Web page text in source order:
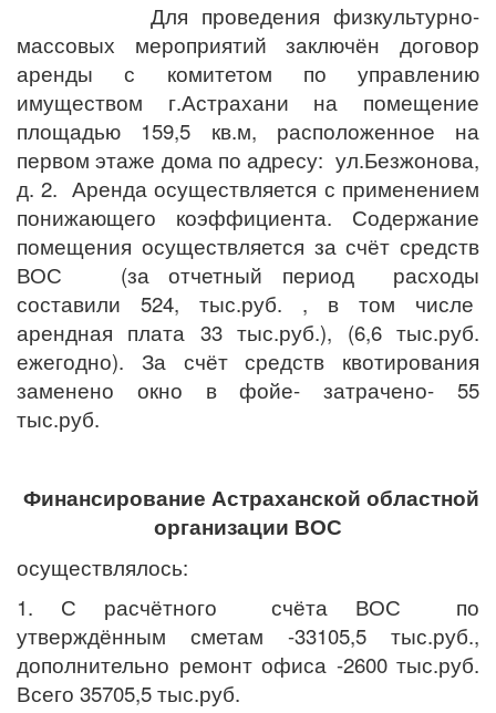
Для проведения физкультурно-
массовых мероприятий заключён договор
аренды с комитетом по управлению
имуществом г.Астрахани на помещение
площадью 159,5 кв.м, расположенное на
первом этаже дома по адресу: ул.Безжонова,
д. 2. Аренда осуществляется с применением
понижающего коэффициента. Содержание
помещения осуществляется за счёт средств
ВОС (за отчетный период расходы
составили 524, тыс.руб. , в том числе
арендная плата 33 тыс.руб.), (6,6 тыс.руб.
ежегодно). За счёт средств квотирования
заменено окно в фойе- затрачено- 55
тыс.руб.
Финансирование Астраханской областной
организации ВОС
осуществлялось:
1. С расчётного счёта ВОС по
утверждённым сметам -33105,5 тыс.руб.,
дополнительно ремонт офиса -2600 тыс.руб.
Всего 35705,5 тыс.руб.